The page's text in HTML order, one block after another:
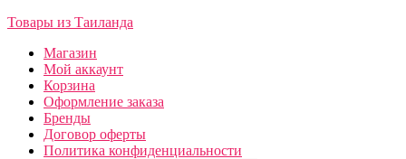
Товары из Таиланда
Магазин
Мой аккаунт
Корзина
Оформление заказа
Бренды
Договор оферты
Политика конфиденциальности